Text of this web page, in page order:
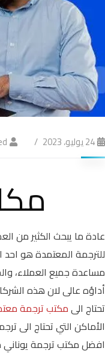
24 يوليو، 2023
عادة ما يبحث الكثير من
للترجمة المعتمدة هو
مساعدة جميع العملاء،
أداؤه عالى لان هذه
تحتاج الىمكتب ترجمة
الأماكن التي تحتاج الى
افضل مكتب ترجمة يوناني